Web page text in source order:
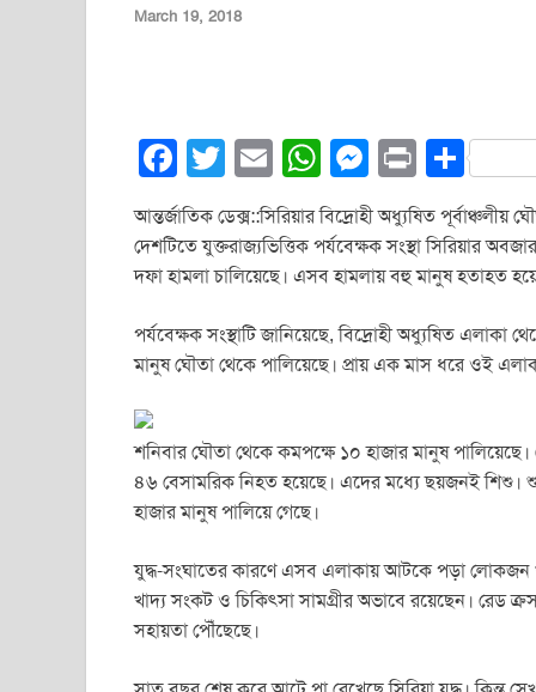
March 19, 2018
F
a
c
e
o
o
T
wi
tt
er
E
m
ail
W
h
at
s
A
p
p
M
e
ss
e
n
g
er
Pr
in
t
S
h
ar
e
আন্তর্জাতিক ডেক্স::সিরিয়ার বিদ্রোহী অধ্যুষিত
দেশটিতে যুক্তরাজ্যভিত্তিক পর্যবেক্ষক সংস্থা সিরিয়ার
দফা হামলা চালিয়েছে। এসব হামলায় বহু মানুষ হতাহত
পর্যবেক্ষক সংস্থাটি জানিয়েছে, বিদ্রোহী অধ্যুষিত
মানুষ ঘৌতা থেকে পালিয়েছে। প্রায় এক মাস ধরে ওই
শনিবার ঘৌতা থেকে কমপক্ষে ১০ হাজার মানুষ
৪৬ বেসামরিক নিহত হয়েছে। এদের মধ্যে ছয়জনই শিশু।
হাজার মানুষ পালিয়ে গেছে।
যুদ্ধ-সংঘাতের কারণে এসব এলাকায় আটকে পড়া লোকজন
খাদ্য সংকট ও চিকিৎসা সামগ্রীর অভাবে রয়েছেন। রেড
সহায়তা পৌঁছেছে।